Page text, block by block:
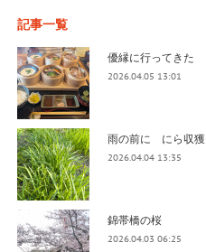
記事一覧
優縁に行ってきた
2026.04.05 13:01
雨の前に にら収獲
2026.04.04 13:35
錦帯橋の桜
2026.04.03 06:25